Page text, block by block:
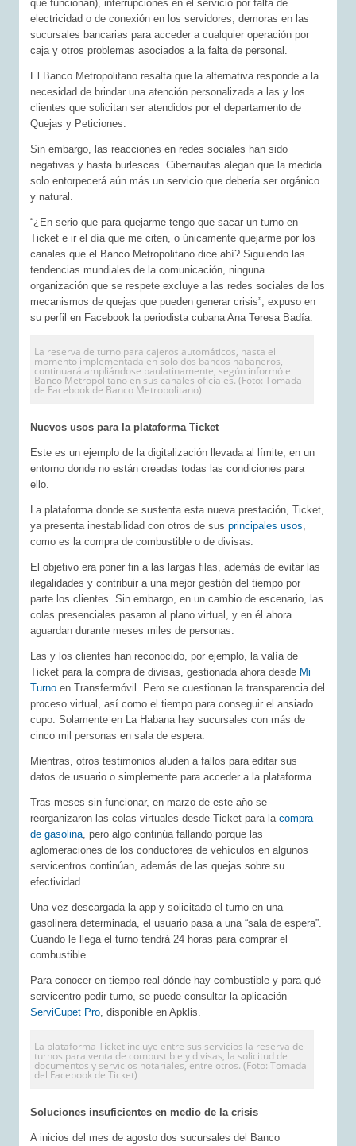
que funcionan), interrupciones en el servicio por falta de
electricidad o de conexión en los servidores, demoras en las
sucursales bancarias para acceder a cualquier operación por
caja y otros problemas asociados a la falta de personal.
El Banco Metropolitano resalta que la alternativa responde a la
necesidad de brindar una atención personalizada a las y los
clientes que solicitan ser atendidos por el departamento de
Quejas y Peticiones.
Sin embargo, las reacciones en redes sociales han sido
negativas y hasta burlescas. Cibernautas alegan que la medida
solo entorpecerá aún más un servicio que debería ser orgánico
y natural.
“¿En serio que para quejarme tengo que sacar un turno en
Ticket e ir el día que me citen, o únicamente quejarme por los
canales que el Banco Metropolitano dice ahí? Siguiendo las
tendencias mundiales de la comunicación, ninguna
organización que se respete excluye a las redes sociales de los
mecanismos de quejas que pueden generar crisis”, expuso en
su perfil en Facebook la periodista cubana Ana Teresa Badía.
La reserva de turno para cajeros automáticos, hasta el
momento implementada en solo dos bancos habaneros,
continuará ampliándose paulatinamente, según informó el
Banco Metropolitano en sus canales oficiales. (Foto: Tomada
de Facebook de Banco Metropolitano)
Nuevos usos para la plataforma Ticket
Este es un ejemplo de la digitalización llevada al límite, en un
entorno donde no están creadas todas las condiciones para
ello.
La plataforma donde se sustenta esta nueva prestación, Ticket,
ya presenta inestabilidad con otros de susprincipales usos,
como es la compra de combustible o de divisas.
El objetivo era poner fin a las largas filas, además de evitar las
ilegalidades y contribuir a una mejor gestión del tiempo por
parte los clientes. Sin embargo, en un cambio de escenario, las
colas presenciales pasaron al plano virtual, y en él ahora
aguardan durante meses miles de personas.
Las y los clientes han reconocido, por ejemplo, la valía de
Ticket para la compra de divisas, gestionada ahora desde Mi
Turno en Transfermóvil. Pero se cuestionan la transparencia del
proceso virtual, así como el tiempo para conseguir el ansiado
cupo. Solamente en La Habana hay sucursales con más de
cinco mil personas en sala de espera.
Mientras, otros testimonios aluden a fallos para editar sus
datos de usuario o simplemente para acceder a la plataforma.
Tras meses sin funcionar, en marzo de este año se
reorganizaron las colas virtuales desde Ticket para lacompra
de gasolina, pero algo continúa fallando porque las
aglomeraciones de los conductores de vehículos en algunos
servicentros continúan, además de las quejas sobre su
efectividad.
Una vez descargada la app y solicitado el turno en una
gasolinera determinada, el usuario pasa a una “sala de espera”.
Cuando le llega el turno tendrá 24 horas para comprar el
combustible.
Para conocer en tiempo real dónde hay combustible y para qué
servicentro pedir turno, se puede consultar la aplicación
ServiCupet Pro, disponible en Apklis.
La plataforma Ticket incluye entre sus servicios la reserva de
turnos para venta de combustible y divisas, la solicitud de
documentos y servicios notariales, entre otros. (Foto: Tomada
del Facebook de Ticket)
Soluciones insuficientes en medio de la crisis
A inicios del mes de agosto dos sucursales del Banco